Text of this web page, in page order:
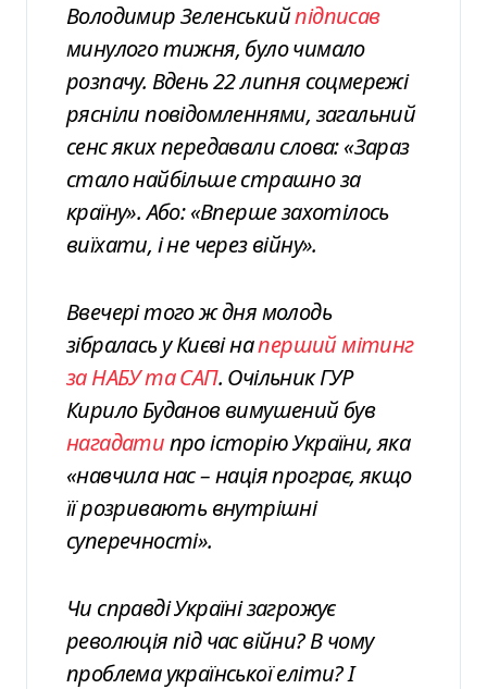
Володимир Зеленськийпідписав
минулого тижня, було чимало
розпачу. Вдень 22 липня соцмережі
рясніли повідомленнями, загальний
сенс яких передавали слова: «Зараз
стало найбільше страшно за
країну». Або: «Вперше захотілось
виїхати, і не через війну».
Ввечері того ж дня молодь
зібралась у Києві наперший мітинг
за НАБУ та САП. Очільник ГУР
Кирило Буданов вимушений був
нагадатипро історію України, яка
«навчила нас – нація програє, якщо
її розривають внутрішні
суперечності».
Чи справді Україні загрожує
революція під час війни? В чому
проблема української еліти? І